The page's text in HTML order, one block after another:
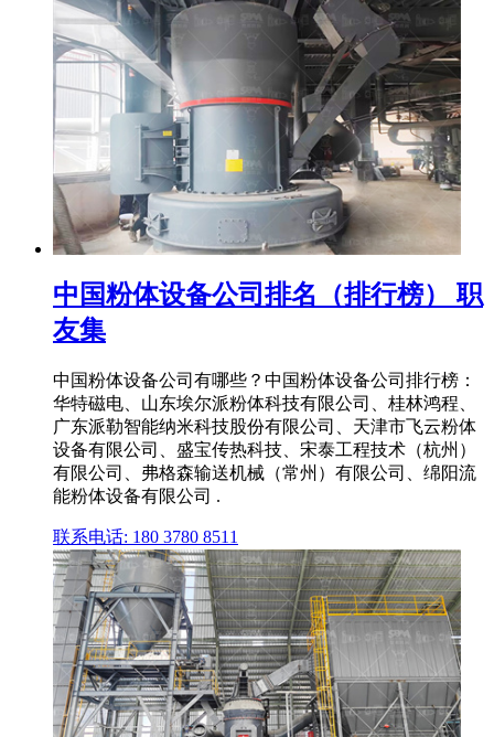
中国粉体设备公司排名（排行榜） 职
友集
中国粉体设备公司有哪些？中国粉体设备公司排行榜：
华特磁电、山东埃尔派粉体科技有限公司、桂林鸿程、
广东派勒智能纳米科技股份有限公司、天津市飞云粉体
设备有限公司、盛宝传热科技、宋泰工程技术（杭州）
有限公司、弗格森输送机械（常州）有限公司、绵阳流
能粉体设备有限公司 .
联系电话: 180 3780 8511